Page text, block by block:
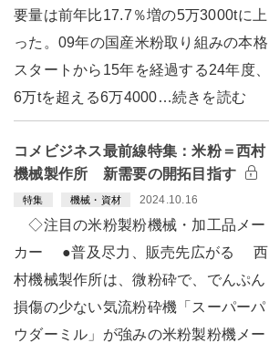
要量は前年比17.7％増の5万3000tに上
った。09年の国産米粉取り組みの本格
スタートから15年を経過する24年度、
6万tを超える6万4000…続きを読む
コメビジネス最前線特集：米粉＝西村
機械製作所 新需要の開拓目指す
特集 機械・資材 2024.10.16
◇注目の米粉製粉機械・加工品メー
カー ●普及尽力、販売先広がる 西
村機械製作所は、微粉砕で、でんぷん
損傷の少ない気流粉砕機「スーパーパ
ウダーミル」が強みの米粉製粉機メー